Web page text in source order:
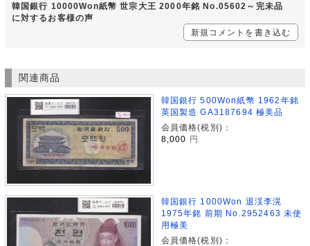
韓国銀行 10000Won紙幣 世宗大王 2000年銘 No.05602～完未品
に対するお客様の声
新規コメントを書き込む
関連商品
韓国銀行 500Won紙幣 1962年銘
英国製造 GA3187694 極美品
会員価格(税別)：
8,000
円
韓国銀行 1000Won 退渓李滉
1975年銘 前期 No.2952463 未使
用極美
会員価格(税別)：